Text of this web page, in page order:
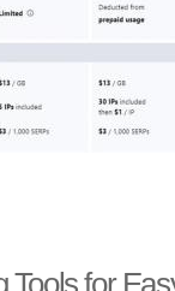
Tools for